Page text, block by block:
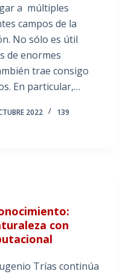
a múltiples
campos de la
No sólo es útil
de enormes
trae consigo
En particular,…
2022
139
con
Trías continúa